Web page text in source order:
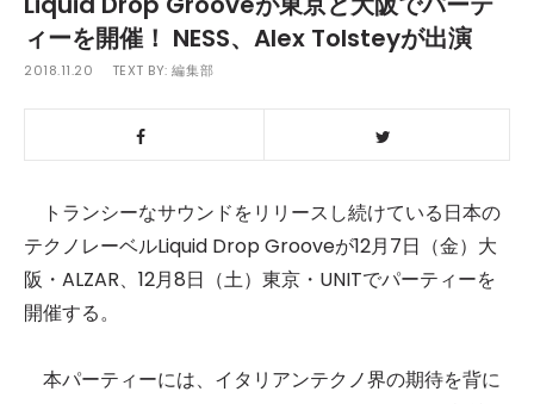
ィーを開催！ NESS、Alex Tolsteyが出演
2018.11.20 TEXT BY:編集部
トランシーなサウンドをリリースし続けている日本の
テクノレーベルLiquid Drop Grooveが12月7日（金）大
阪・ALZAR、12月8日（土）東京・UNITでパーティーを
開催する。
本パーティーには、イタリアンテクノ界の期待を背に